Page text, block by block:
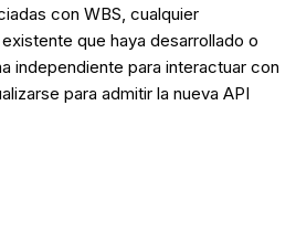
con WBS, cualquier
que haya desarrollado o
independiente para interactuar con
para admitir la nueva API